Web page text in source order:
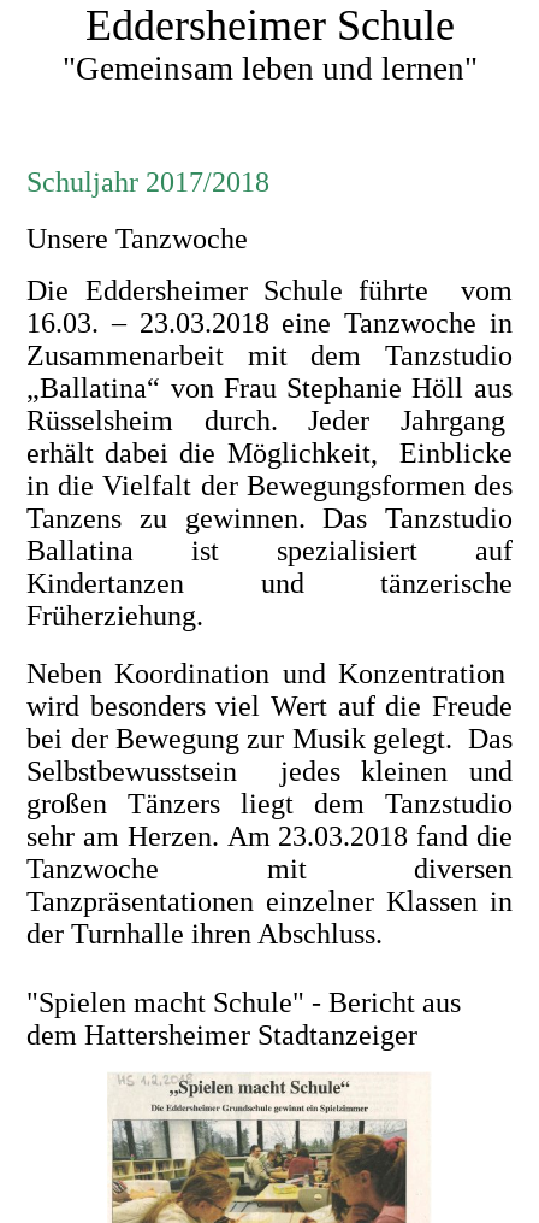
Eddersheimer Schule
"Gemeinsam leben und lernen"
Schuljahr 2017/2018
Unsere Tanzwoche
Die Eddersheimer Schule führte vom
16.03. – 23.03.2018 eine Tanzwoche in
Zusammenarbeit mit dem Tanzstudio
„Ballatina“ von Frau Stephanie Höll aus
Rüsselsheim durch. Jeder Jahrgang
erhält dabei die Möglichkeit, Einblicke
in die Vielfalt der Bewegungsformen des
Tanzens zu gewinnen.Das Tanzstudio
Ballatina ist spezialisiert auf
Kindertanzen und tänzerische
Früherziehung.
Neben Koordination und Konzentration
wird besonders viel Wert auf die Freude
bei der Bewegung zur Musik gelegt. Das
Selbstbewusstsein jedes kleinen und
großen Tänzers liegt dem Tanzstudio
sehr am Herzen. Am 23.03.2018 fand die
Tanzwoche mit diversen
Tanzpräsentationen einzelner Klassen in
der Turnhalle ihren Abschluss.
"Spielen macht Schule" - Bericht aus
dem Hattersheimer Stadtanzeiger